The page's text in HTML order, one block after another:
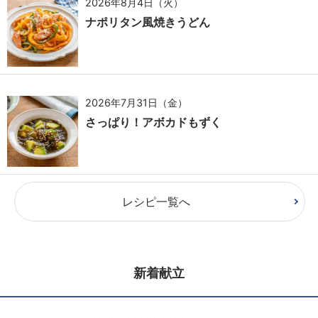
ナポリタン風焼きうどん
2026年7月31日（金）
さっぱり！アボカドもずく
レシピ一覧へ
新着献立